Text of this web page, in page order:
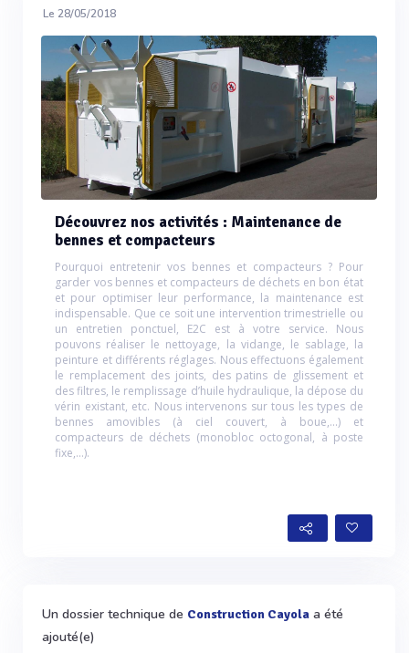
Le 28/05/2018
Découvrez nos activités : Maintenance de
bennes et compacteurs
Pourquoi entretenir vos bennes et compacteurs ? Pour
garder vos bennes et compacteurs de déchets en bon état
et pour optimiser leur performance, la maintenance est
indispensable. Que ce soit une intervention trimestrielle ou
un entretien ponctuel, E2C est à votre service. Nous
pouvons réaliser le nettoyage, la vidange, le sablage, la
peinture et différents réglages. Nous effectuons également
le remplacement des joints, des patins de glissement et
des filtres, le remplissage d’huile hydraulique, la dépose du
vérin existant, etc. Nous intervenons sur tous les types de
bennes amovibles (à ciel couvert, à boue,…) et
compacteurs de déchets (monobloc octogonal, à poste
fixe,…).
Un dossier technique de Construction Cayola a été
ajouté(e)